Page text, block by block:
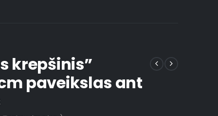
krepšinis”
paveikslas ant